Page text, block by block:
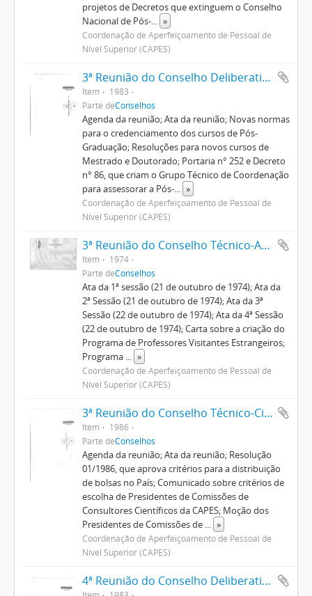
projetos de Decretos que extinguem o Conselho
Nacional de Pós-... »
Coordenação de Aperfeiçoamento de Pessoal de
Nível Superior (CAPES)
3ª Reunião do Conselho Deliberativo
Item
1983
Parte deConselhos
Agenda da reunião; Ata da reunião; Novas normas
para o credenciamento dos cursos de Pós-
Graduação; Resoluções para novos cursos de
Mestrado e Doutorado; Portaria n° 252 e Decreto
n° 86, que criam o Grupo Técnico de Coordenação
para assessorar a Pós-... »
Coordenação de Aperfeiçoamento de Pessoal de
Nível Superior (CAPES)
3ª Reunião do Conselho Técnico-Administrativo
Item
1974
Parte deConselhos
Ata da 1ª sessão (21 de outubro de 1974); Ata da
2ª Sessão (21 de outubro de 1974); Ata da 3ª
Sessão (22 de outubro de 1974); Ata da 4ª Sessão
(22 de outubro de 1974); Carta sobre a criação do
Programa de Professores Visitantes Estrangeiros;
Programa ... »
Coordenação de Aperfeiçoamento de Pessoal de
Nível Superior (CAPES)
3ª Reunião do Conselho Técnico-Científico
Item
1986
Parte deConselhos
Agenda da reunião; Ata da reunião; Resolução
01/1986, que aprova critérios para a distribuição
de bolsas no País; Comunicado sobre critérios de
escolha de Presidentes de Comissões de
Consultores Científicos da CAPES; Moção dos
Presidentes de Comissões de ... »
Coordenação de Aperfeiçoamento de Pessoal de
Nível Superior (CAPES)
4ª Reunião do Conselho Deliberativo